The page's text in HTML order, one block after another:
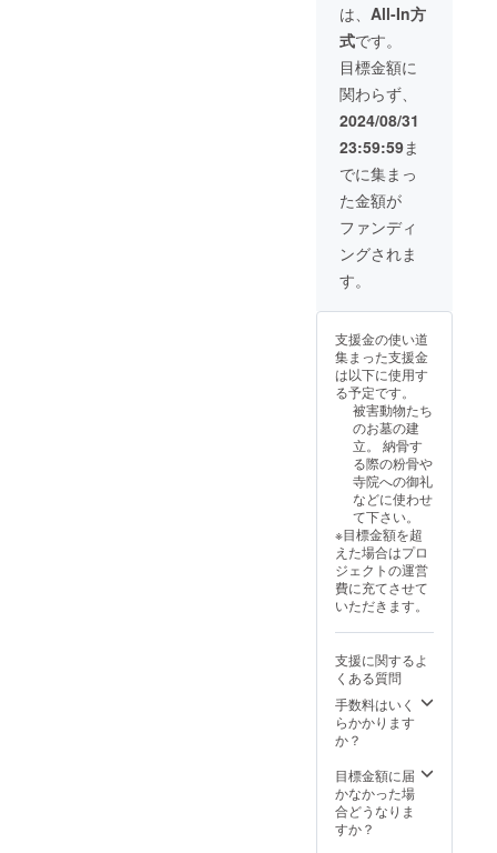
は、 All-In方
式です。
目標金額に
関わらず、
2024/08/31
23:59:59ま
でに集まっ
た金額が
ファンディ
ングされま
す。
支援金の使い道
集まった支援金
は以下に使用す
る予定です。
被害動物たち
のお墓の建
立。 納骨す
る際の粉骨や
寺院への御礼
などに使わせ
て下さい。
※目標金額を超
えた場合はプロ
ジェクトの運営
費に充てさせて
いただきます。
支援に関するよ
くある質問
手数料はいく
らかかります
か？
目標金額に届
かなかった場
合どうなりま
すか？